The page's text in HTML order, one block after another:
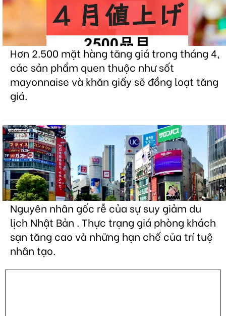
Hơn 2.500 mặt hàng tăng giá trong tháng 4,
các sản phẩm quen thuộc như sốt
mayonnaise và khăn giấy sẽ đồng loạt tăng
giá.
Nguyên nhân gốc rễ của sự suy giảm du
lịch Nhật Bản . Thực trạng giá phòng khách
sạn tăng cao và những hạn chế của trí tuệ
nhân tạo.